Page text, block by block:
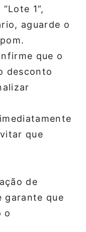
1”,
aguarde o
que o
desconto
que
de
garante que
o